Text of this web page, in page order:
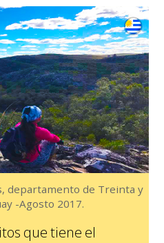
departamento de Treinta y
-Agosto 2017.
que tiene el